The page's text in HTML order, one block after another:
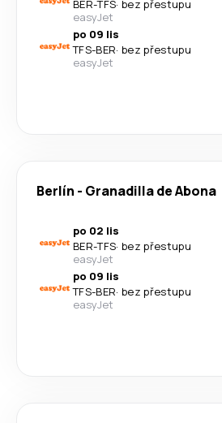
BER-TFS· bez přestupu
easyJet
po 09 lis
TFS-BER· bez přestupu
easyJet
Berlín - Granadilla de Abona
po 02 lis
BER-TFS· bez přestupu
easyJet
po 09 lis
TFS-BER· bez přestupu
easyJet